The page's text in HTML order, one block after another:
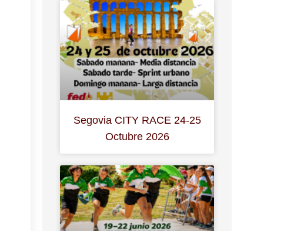
Segovia CITY RACE 24-25
Octubre 2026